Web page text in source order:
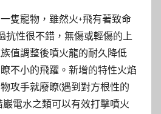
隻寵物，雖然火+飛有著致命
抗性很不錯，無傷或輕傷的上
值調整後噴火龍的耐久降低
不小的飛躍。新增的特性火焰
攻手就廢瞭(遇到對方根性的
電水之類可以有效打擊噴火